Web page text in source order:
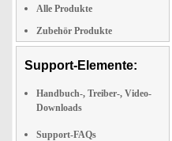
Alle Produkte
Zubehör Produkte
Support-Elemente:
Handbuch-, Treiber-, Video-
Downloads
Support-FAQs